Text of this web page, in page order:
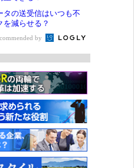
タの送受信はいつも不
減らせる？
by